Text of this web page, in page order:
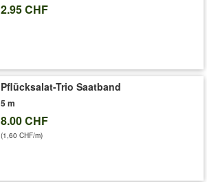
2.95 CHF
Pflücksalat-Trio Saatband
5 m
8.00 CHF
(1,60 CHF/m)